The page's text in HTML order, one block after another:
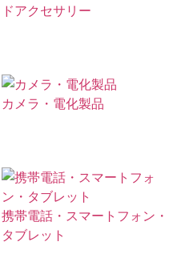
ドアクセサリー
カメラ・電化製品
携帯電話・スマートフォン・
タブレット